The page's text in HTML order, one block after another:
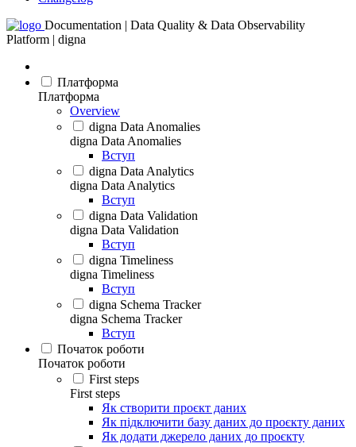
Documentation | Data Quality & Data Observability
Platform | digna
Платформа
Платформа
Overview
digna Data Anomalies
digna Data Anomalies
Вступ
digna Data Analytics
digna Data Analytics
Вступ
digna Data Validation
digna Data Validation
Вступ
digna Timeliness
digna Timeliness
Вступ
digna Schema Tracker
digna Schema Tracker
Вступ
Початок роботи
Початок роботи
First steps
First steps
Як створити проєкт даних
Як підключити базу даних до проєкту даних
Як додати джерело даних до проєкту